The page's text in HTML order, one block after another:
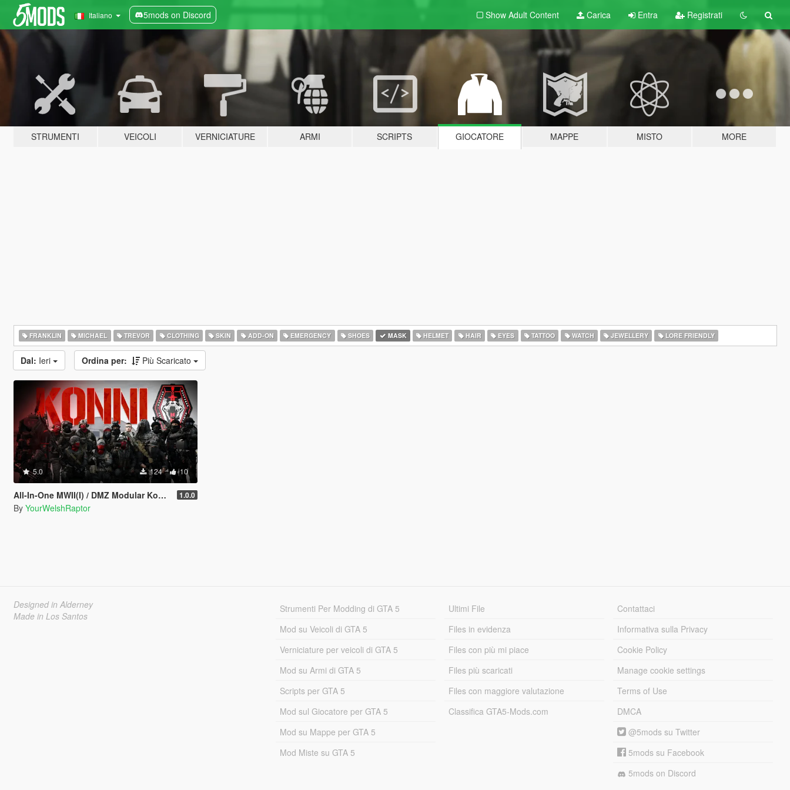
Italiano 5mods on Discord Show Adult Content Carica Entra Registrati
STRUMENTI VEICOLI VERNICIATURE ARMI SCRIPTS GIOCATORE MAPPE MISTO MORE
FRANKLIN MICHAEL TREVOR CLOTHING SKIN ADD-ON EMERGENCY SHOES MASK HELMET HAIR EYES TATTOO WATCH JEWELLERY LORE FRIENDLY
Dal: Ieri Ordina per: Più Scaricato
5.0 124 10
All-In-One MWII(I) / DMZ Modular Konni Group Pack [Add-On Ped & MP Male] 1.0.0
By YourWelshRaptor
Designed in Alderney
Made in Los Santos
Strumenti Per Modding di GTA 5
Mod su Veicoli di GTA 5
Verniciature per veicoli di GTA 5
Mod su Armi di GTA 5
Scripts per GTA 5
Mod sul Giocatore per GTA 5
Mod su Mappe per GTA 5
Mod Miste su GTA 5
Ultimi File
Files in evidenza
Files con più mi piace
Files più scaricati
Files con maggiore valutazione
Classifica GTA5-Mods.com
Contattaci
Informativa sulla Privacy
Cookie Policy
Manage cookie settings
Terms of Use
DMCA
@5mods su Twitter
5mods su Facebook
5mods on Discord